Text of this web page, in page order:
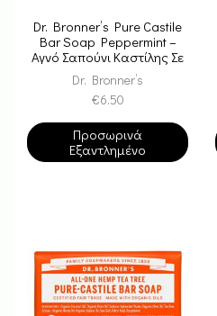
Dr. Bronner’s Pure Castile
Bar Soap Peppermint –
Αγνό Σαπούνι Καστίλης Σε
Μπάρα
Dr. Bronner’s
€6.50
Προσωρινά
Εξαντλημένο